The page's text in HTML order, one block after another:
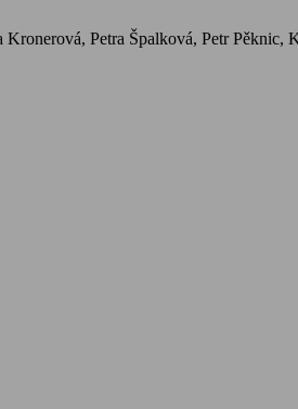
Petra Špalková, Petr Pěknic,